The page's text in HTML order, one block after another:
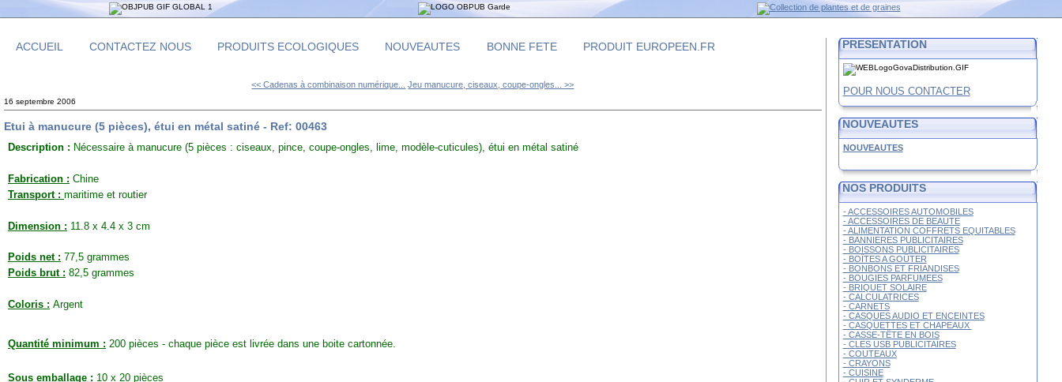
ACCUEIL CONTACTEZ NOUS PRODUITS ECOLOGIQUES NOUVEAUTES BONNE FETE PRODUIT EUROPEEN.FR
<< Cadenas à combinaison numérique... Jeu manucure, ciseaux, coupe-ongles... >>
16 septembre 2006
Etui à manucure (5 pièces), étui en métal satiné - Ref: 00463
Description : Nécessaire à manucure (5 pièces : ciseaux, pince, coupe-ongles, lime, modèle-cuticules), étui en métal satiné
Fabrication : Chine
Transport : maritime et routier
Dimension : 11.8 x 4.4 x 3 cm
Poids net : 77,5 grammes
Poids brut : 82,5 grammes
Coloris : Argent
Quantité minimum : 200 pièces - chaque pièce est livrée dans une boite cartonnée.
Sous emballage : 10 x 20 pièces
PRESENTATION
POUR NOUS CONTACTER
NOUVEAUTES
NOUVEAUTES
NOS PRODUITS
- ACCESSOIRES AUTOMOBILES
- ACCESSOIRES DE BEAUTE
- ALIMENTATION COFFRETS EQUITABLES
- BANNIERES PUBLICITAIRES
- BOISSONS PUBLICITAIRES
- BOÎTES A GOÛTER
- BONBONS ET FRIANDISES
- BOUGIES PARFUMEES
- BRIQUET SOLAIRE
- CALCULATRICES
- CARNETS
- CASQUES AUDIO ET ENCEINTES
- CASQUETTES ET CHAPEAUX
- CASSE-TÊTE EN BOIS
- CLES USB PUBLICITAIRES
- COUTEAUX
- CRAYONS
- CUISINE